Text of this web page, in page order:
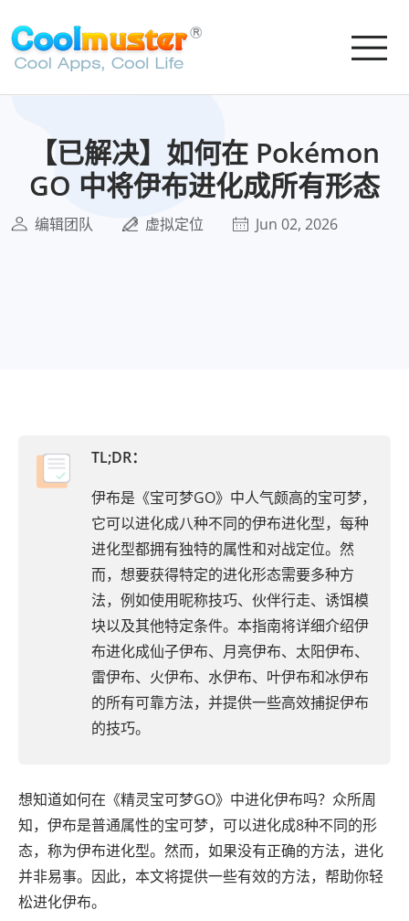
【已解决】如何在 Pokémon
GO 中将伊布进化成所有形态
编辑团队 虚拟定位 Jun 02, 2026
TL;DR：
伊布是《宝可梦GO》中人气颇高的宝可梦，
它可以进化成八种不同的伊布进化型，每种
进化型都拥有独特的属性和对战定位。然
而，想要获得特定的进化形态需要多种方
法，例如使用昵称技巧、伙伴行走、诱饵模
块以及其他特定条件。本指南将详细介绍伊
布进化成仙子伊布、月亮伊布、太阳伊布、
雷伊布、火伊布、水伊布、叶伊布和冰伊布
的所有可靠方法，并提供一些高效捕捉伊布
的技巧。
想知道如何在《精灵宝可梦GO》中进化伊布吗？众所周
知，伊布是普通属性的宝可梦，可以进化成8种不同的形
态，称为伊布进化型。然而，如果没有正确的方法，进化
并非易事。因此，本文将提供一些有效的方法，帮助你轻
松进化伊布。